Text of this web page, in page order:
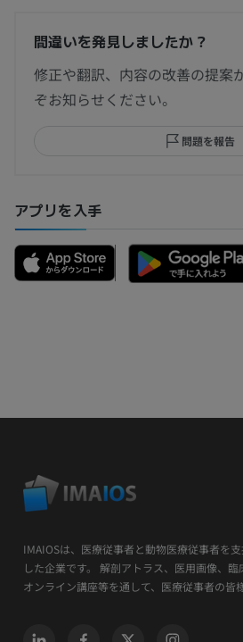
間違いを発見しましたか？
修正や翻訳、内容の改善の提案
ぞお知らせください。
問題を報告
アプリを入手
IMAIOSは、医療従事者と動物医療従事者を
した企業です。 解剖アトラス、医用画像、臨
オンライン講座等を通して、医療従事者の皆